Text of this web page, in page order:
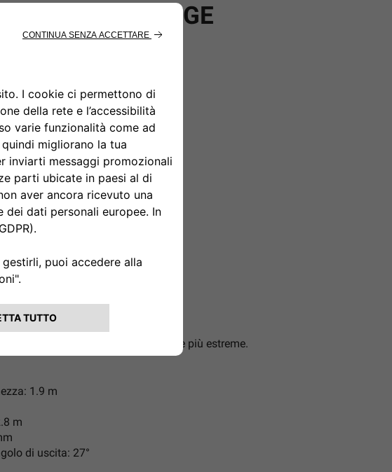
CHARGE
ogni viaggio, anche per le avventure più estreme.
1.9 m
m
di uscita: 27°